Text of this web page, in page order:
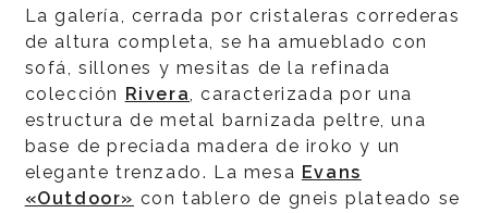
La galería, cerrada por cristaleras correderas
de altura completa, se ha amueblado con
sofá, sillones y mesitas de la refinada
colección Rivera, caracterizada por una
estructura de metal barnizada peltre, una
base de preciada madera de iroko y un
elegante trenzado. La mesa Evans
«Outdoor» con tablero de gneis plateado se